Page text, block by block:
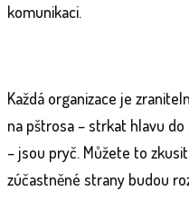
komunikaci.
Každá organizace je
na pštrosa – strkat hlavu
– jsou pryč. Můžete to
zúčastněné strany budou